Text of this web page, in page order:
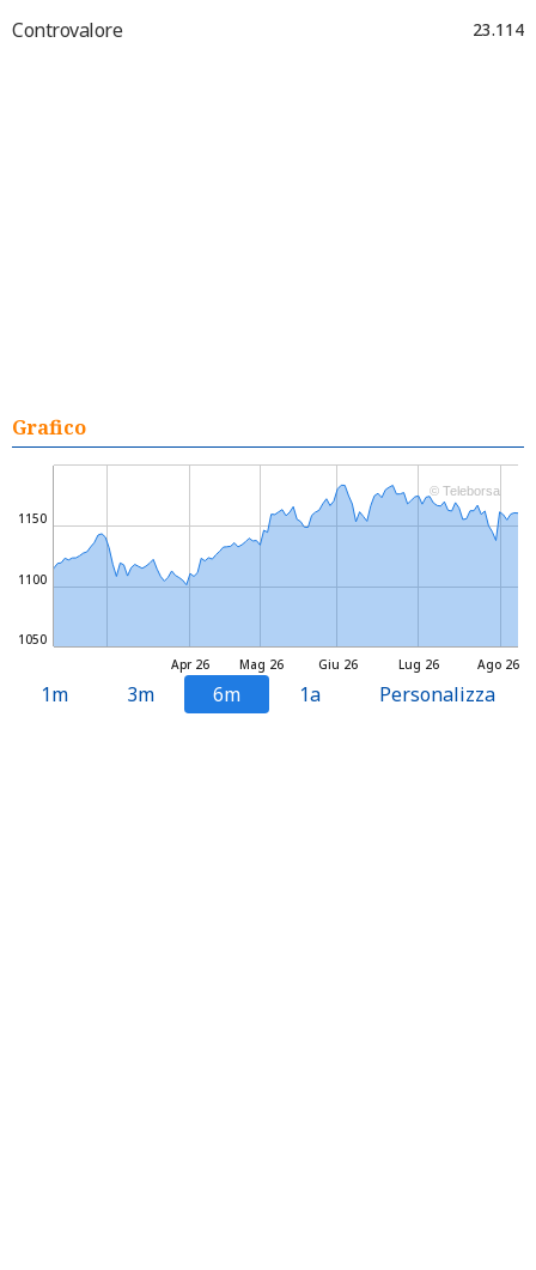
Controvalore 23.114
Grafico
Mag 26 Lug 26
Apr 26 Giu 26 Ago 26
1050
1100
1150
© Teleborsa
1m 3m 6m 1a Personalizza